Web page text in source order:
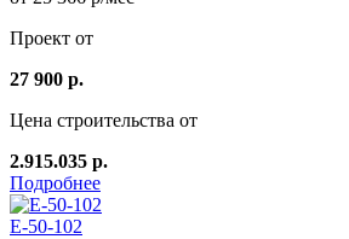
Проект от
27 900 р.
Цена строительства от
2.915.035 р.
Подробнее
E-50-102